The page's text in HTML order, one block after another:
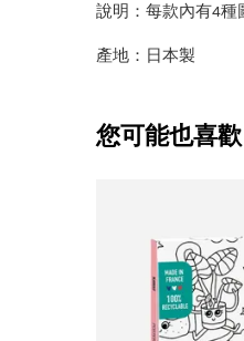
說明：每款內有4種
產地：日本製
您可能也喜歡